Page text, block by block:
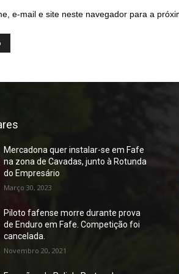
e-mail e site neste navegador para a
Mercadona quer instalar-se em Fafe
na zona de Cavadas, junto à Rotunda
do Empresário
Março 30, 2023
Piloto fafense morre durante prova
de Enduro em Fafe. Competição foi
cancelada.
Novembro 20, 2021